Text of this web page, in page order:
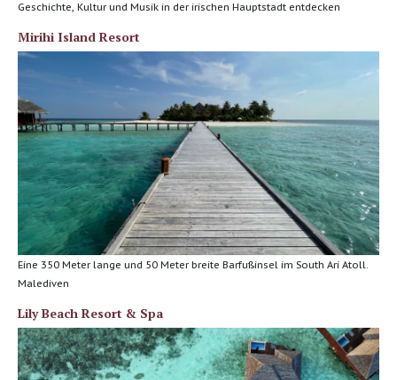
Geschichte, Kultur und Musik in der irischen Hauptstadt entdecken
Mirihi Island Resort
Eine 350 Meter lange und 50 Meter breite Barfußinsel im South Ari Atoll.
Malediven
Lily Beach Resort & Spa